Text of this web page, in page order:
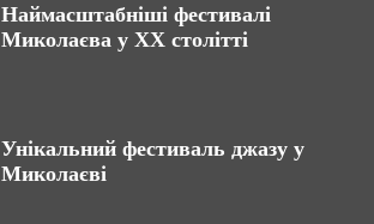
Наймасштабніші фестивалі
Миколаєва у XX столітті
Унікальний фестиваль джазу у
Миколаєві